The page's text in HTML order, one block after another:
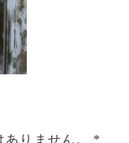
りません。
*